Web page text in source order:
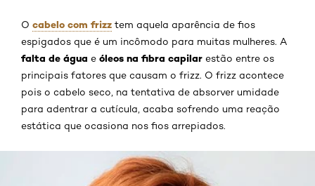
O cabelo com frizz tem aquela aparência de fios
espigados que é um incômodo para muitas mulheres. A
falta de água e óleos na fibra capilar estão entre os
principais fatores que causam o frizz. O frizz acontece
pois o cabelo seco, na tentativa de absorver umidade
para adentrar a cutícula, acaba sofrendo uma reação
estática que ocasiona nos fios arrepiados.